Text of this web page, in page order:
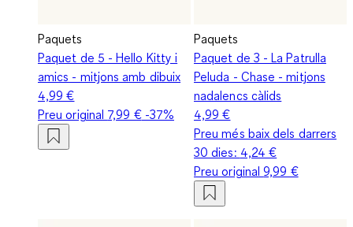
Paquets
Paquet de 5 - Hello Kitty i
amics - mitjons amb dibuix
4,99 €
Preu original 7,99 €-37%
Paquets
Paquet de 3 - La Patrulla
Peluda - Chase - mitjons
nadalencs càlids
4,99 €
Preu més baix dels darrers
30 dies: 4,24 €
Preu original9,99 €